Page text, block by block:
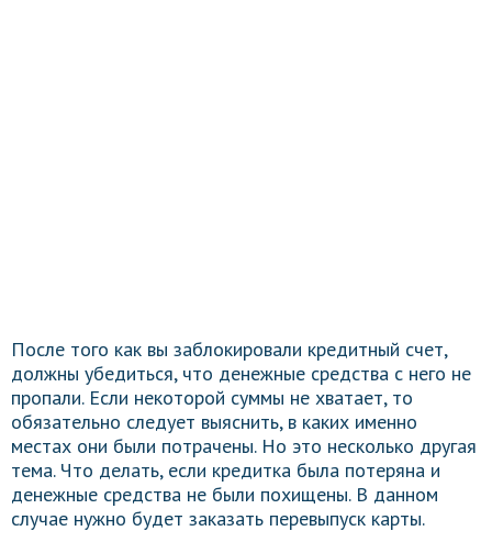
После того как вы заблокировали кредитный счет,
должны убедиться, что денежные средства с него не
пропали. Если некоторой суммы не хватает, то
обязательно следует выяснить, в каких именно
местах они были потрачены. Но это несколько другая
тема. Что делать, если кредитка была потеряна и
денежные средства не были похищены. В данном
случае нужно будет заказать перевыпуск карты.